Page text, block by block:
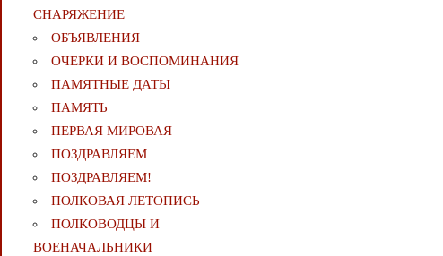
СНАРЯЖЕНИЕ
ОБЪЯВЛЕНИЯ
ОЧЕРКИ И ВОСПОМИНАНИЯ
ПАМЯТНЫЕ ДАТЫ
ПАМЯТЬ
ПЕРВАЯ МИРОВАЯ
ПОЗДРАВЛЯЕМ
ПОЗДРАВЛЯЕМ!
ПОЛКОВАЯ ЛЕТОПИСЬ
ПОЛКОВОДЦЫ И
ВОЕНАЧАЛЬНИКИ